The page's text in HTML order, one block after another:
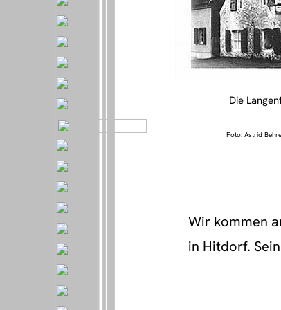
Die
Foto: Astrid
Wir kommen
in Hitdorf.